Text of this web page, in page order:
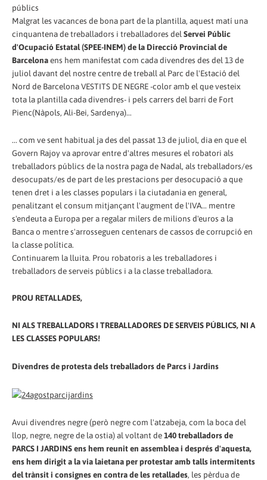
públics
Malgrat les vacances de bona part de la plantilla, aquest matí una
cinquantena de treballadors i treballadores del Servei Públic
d'Ocupació Estatal (SPEE-INEM) de la Direcció Provincial de
Barcelonaens hem manifestat com cada divendres des del 13 de
juliol davant del nostre centre de treball al Parc de l'Estació del
Nord de Barcelona VESTITS DE NEGRE -color amb el que vesteix
tota la plantilla cada divendres- i pels carrers del barri de Fort
Pienc(Nàpols, Ali-Bei, Sardenya)...
... com ve sent habitual ja des del passat 13 de juliol, dia en que el
Govern Rajoy va aprovar entre d'altres mesures el robatori als
treballadors públics de la nostra paga de Nadal, als treballadors/es
desocupats/es de part de les prestacions per desocupació a que
tenen dret i a les classes populars i la ciutadania en general,
penalitzant el consum mitjançant l'augment de l'IVA... mentre
s'endeuta a Europa per a regalar milers de milions d'euros a la
Banca o mentre s'arrosseguen centenars de cassos de corrupció en
la classe política.
Continuarem la lluita. Prou robatoris a les treballadores i
treballadors de serveis públics i a la classe treballadora.
PROU RETALLADES,
NI ALS TREBALLADORS I TREBALLADORES DE SERVEIS PÚBLICS, NI A
LES CLASSES POPULARS!
Divendres de protesta dels treballadors de Parcs i Jardins
Avui divendres negre (però negre com l'atzabeja, com la boca del
llop, negre, negre de la ostia) al voltant de140 treballadors de
PARCS I JARDINS ens hem reunit en assemblea i després d'aquesta,
ens hem dirigit a la via laietana per protestar amb talls intermitents
del trànsit i consignes en contra de les retallades, les pèrdua de